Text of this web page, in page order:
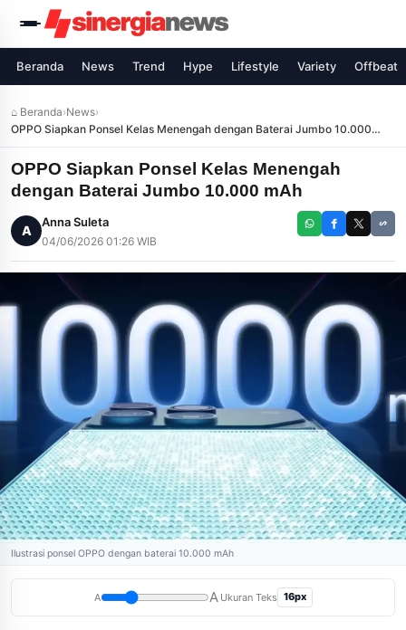
Beranda News Trend Hype Lifestyle Variety Offbeat
⌂ Beranda›News›
OPPO Siapkan Ponsel Kelas Menengah dengan Baterai Jumbo 10.000
mAh
OPPO Siapkan Ponsel Kelas Menengah
dengan Baterai Jumbo 10.000 mAh
A
Anna Suleta
04/06/2026 01:26 WIB
Ilustrasi ponsel OPPO dengan baterai 10.000 mAh
A A Ukuran Teks 16px